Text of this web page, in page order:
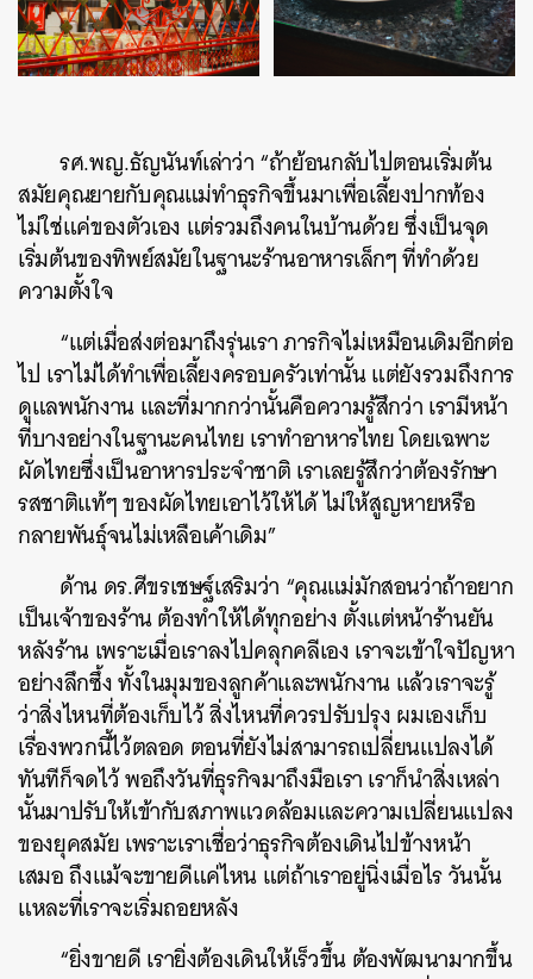
รศ.พญ.ธัญนันท์เล่าว่า “ถ้าย้อนกลับไปตอนเริ่มต้น
สมัยคุณยายกับคุณแม่ทำธุรกิจขึ้นมาเพื่อเลี้ยงปากท้อง
ไม่ใช่แค่ของตัวเอง แต่รวมถึงคนในบ้านด้วย ซึ่งเป็นจุด
เริ่มต้นของทิพย์สมัยในฐานะร้านอาหารเล็กๆ ที่ทำด้วย
ความตั้งใจ
“แต่เมื่อส่งต่อมาถึงรุ่นเรา ภารกิจไม่เหมือนเดิมอีกต่อ
ไป เราไม่ได้ทำเพื่อเลี้ยงครอบครัวเท่านั้น แต่ยังรวมถึงการ
ดูแลพนักงาน และที่มากกว่านั้นคือความรู้สึกว่า เรามีหน้า
ที่บางอย่างในฐานะคนไทย เราทำอาหารไทย โดยเฉพาะ
ผัดไทยซึ่งเป็นอาหารประจำชาติ เราเลยรู้สึกว่าต้องรักษา
รสชาติแท้ๆ ของผัดไทยเอาไว้ให้ได้ ไม่ให้สูญหายหรือ
กลายพันธุ์จนไม่เหลือเค้าเดิม”
ด้าน ดร.ศีขรเชษฐ์เสริมว่า “คุณแม่มักสอนว่าถ้าอยาก
เป็นเจ้าของร้าน ต้องทำให้ได้ทุกอย่าง ตั้งแต่หน้าร้านยัน
หลังร้าน เพราะเมื่อเราลงไปคลุกคลีเอง เราจะเข้าใจปัญหา
อย่างลึกซึ้ง ทั้งในมุมของลูกค้าและพนักงาน แล้วเราจะรู้
ว่าสิ่งไหนที่ต้องเก็บไว้ สิ่งไหนที่ควรปรับปรุง ผมเองเก็บ
เรื่องพวกนี้ไว้ตลอด ตอนที่ยังไม่สามารถเปลี่ยนแปลงได้
ทันทีก็จดไว้ พอถึงวันที่ธุรกิจมาถึงมือเรา เราก็นำสิ่งเหล่า
นั้นมาปรับให้เข้ากับสภาพแวดล้อมและความเปลี่ยนแปลง
ของยุคสมัย เพราะเราเชื่อว่าธุรกิจต้องเดินไปข้างหน้า
เสมอ ถึงแม้จะขายดีแค่ไหน แต่ถ้าเราอยู่นิ่งเมื่อไร วันนั้น
แหละที่เราจะเริ่มถอยหลัง
“ยิ่งขายดี เรายิ่งต้องเดินให้เร็วขึ้น ต้องพัฒนามากขึ้น